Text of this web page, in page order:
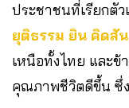
ประชาชนที่เรียกตัว
ยุติธรรม ยิน คิดสัน
เหนือทั้งไทย และข้
คุณภาพชีวิตดีขึ้น ซึ่ง